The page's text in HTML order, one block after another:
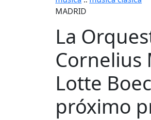
MADRID
La
Cornelius
Lotte
próximo